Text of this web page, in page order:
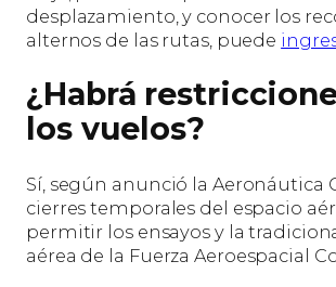
desplazamiento, y conocer los
alternos de las rutas, puede
¿Habrá
los vuelos?
Sí, según anunció la Aeronáutica
cierres temporales del espacio
permitir los ensayos y la
aérea de la Fuerza Aeroespacial